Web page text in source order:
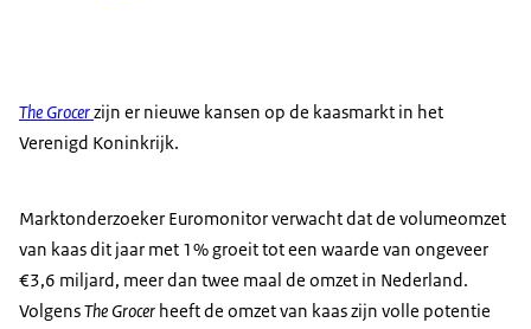
The Grocerzijn er nieuwe kansen op de kaasmarkt in het
Verenigd Koninkrijk.
Marktonderzoeker Euromonitor verwacht dat de volumeomzet
van kaas dit jaar met 1% groeit tot een waarde van ongeveer
€3,6 miljard, meer dan twee maal de omzet in Nederland.
VolgensThe Grocer heeft de omzet van kaas zijn volle potentie